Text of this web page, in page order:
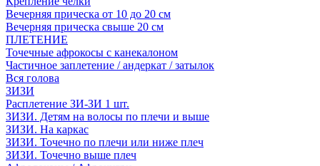
Вечерняя прическа от 10 до 20 см
Вечерняя прическа свыше 20 см
ПЛЕТЕНИЕ
Точечные афрокосы с канекалоном
Частичное заплетение / андеркат / затылок
Вся голова
ЗИЗИ
Расплетение ЗИ-ЗИ 1 шт.
ЗИЗИ. Детям на волосы по плечи и выше
ЗИЗИ. На каркас
ЗИЗИ. Точечно по плечи или ниже плеч
ЗИЗИ. Точечно выше плеч